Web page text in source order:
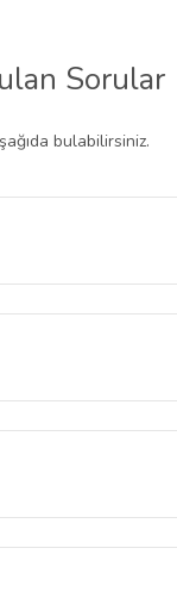
Sorular
bulabilirsiniz.
ölçülerine özel
ekran yüzeyini
doğal ve canlı